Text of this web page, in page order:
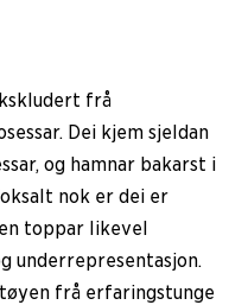
frå
Dei kjem sjeldan
og hamnar bakarst i
nok er dei er
toppar likevel
underrepresentasjon.
frå erfaringstunge